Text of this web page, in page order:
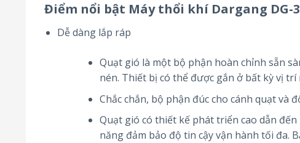
Điểm nổi bật Máy thổi khí Dargang DG-
Dễ dàng lắp ráp
Quạt gió là một bộ phận hoàn chỉnh sẵn
nén. Thiết bị có thể được gắn ở bất kỳ vị
Chắc chắn, bộ phận đúc cho cánh quạt và
Quạt gió có thiết kế phát triển cao dẫn
năng đảm bảo độ tin cậy vận hành tối đa.